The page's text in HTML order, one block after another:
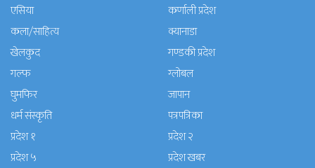
एसिया
कर्णाली प्रदेश
कला/साहित्य
क्यानाडा
खेलकुद
गण्डकी प्रदेश
गल्फ
ग्लोबल
घुमफिर
जापान
धर्म संस्कृति
पत्रपत्रिका
प्रदेश १
प्रदेश २
प्रदेश ५
प्रदेश खबर